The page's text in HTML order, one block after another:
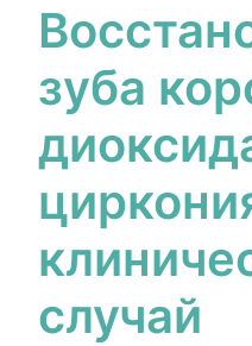
зуба
случай